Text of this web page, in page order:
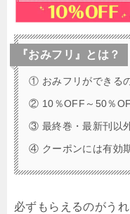
『おみフリ』とは？
① おみフリができる
② 10％OFF～50％
③ 最終巻・最新刊以
④ クーポンには有効
必ずもらえるのがう